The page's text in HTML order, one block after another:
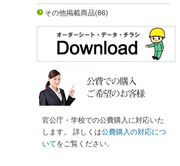
その他掲載商品(86)
官公庁・学校での公費購入に対応いた
します。 詳しくは公費購入の対応につ
いてをご覧ください。